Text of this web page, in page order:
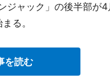
ジャック」の後半部が
る。
を読む